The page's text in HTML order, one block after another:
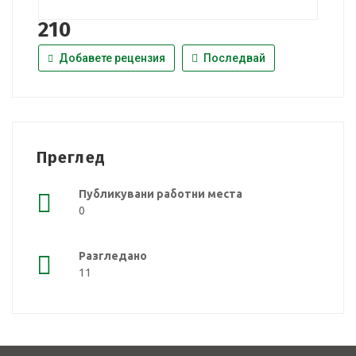
210
Добавете рецензия Последвай
Преглед
Публикувани работни места
0
Разгледано
11